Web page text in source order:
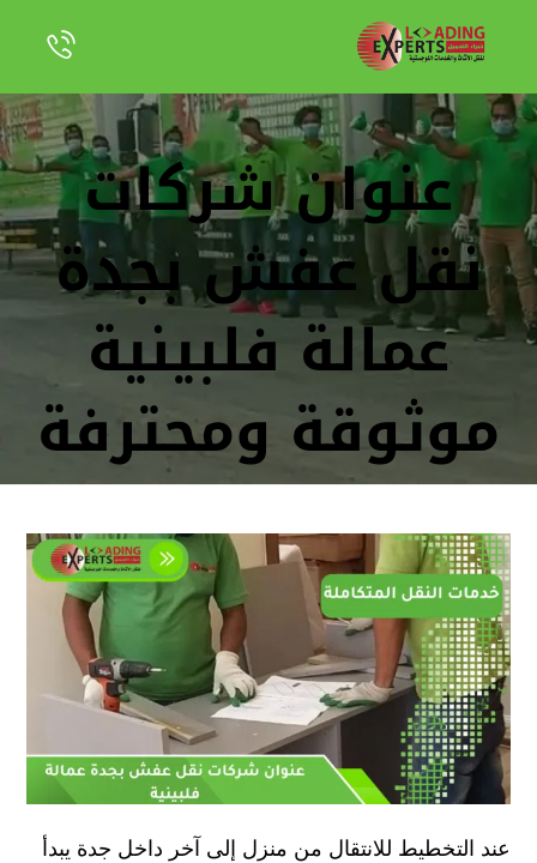
عنوان شركات
نقل عفش بجدة
عمالة فلبينية
موثوقة ومحترفة
عند التخطيط للانتقال من منزل إلى آخر داخل جدة يبدأ